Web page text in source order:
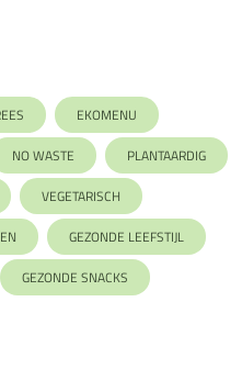
EKOMENU
NO WASTE
PLANTAARDIG
VEGETARISCH
GEZONDE LEEFSTIJL
GEZONDE SNACKS